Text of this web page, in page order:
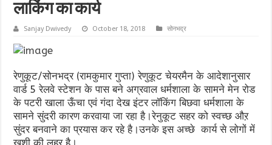
लाकिंग का कार्य
Sanjay Dwivedy October 18, 2018 सोनभद्र
रेणुकूट/सोनभद्र (रामकुमार गुप्ता) रेणुकूट चेयरमैन के आदेशानुसार
वार्ड 5 रेलवे स्टेशन के पास बने अग्रवाल धर्मशाला के सामने मेन रोड
के पटरी खाला ऊँचा एवं गंदा देख इंटर लॉकिंग बिछवा धर्मशाला के
सामने सुंदरी कारण करवाया जा रहा है।रेनुकूट सहर को स्वच्छ औऱ
सुंदर बनवाने का प्रयास कर रहे है।उनके इस अच्छे कार्य से लोगों में
खुशी की लहर है।